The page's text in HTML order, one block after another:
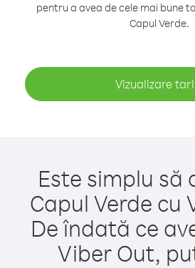
pentru a avea de cele mai bune
Capul Verde.
Vizualizare
Este simplu să
Capul Verde cu
De îndată ce
Viber Out,